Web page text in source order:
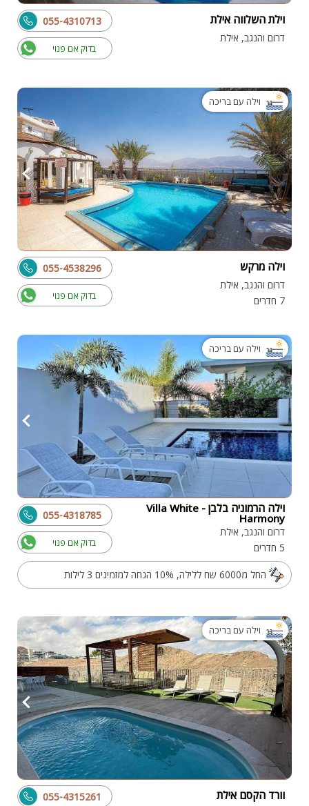
וילת השלווה אילת
דרום והנגב, אילת
בדוק אם פנוי
055-4310713
וילה עם בריכה
וילה מרקש
דרום והנגב, אילת
7 חדרים
בדוק אם פנוי
055-4538296
וילה עם בריכה
וילה הרמוניה בלבן - Villa White
Harmony
דרום והנגב, אילת
5 חדרים
בדוק אם פנוי
055-4318785
החל מ6000 שח ללילה, 10% הנחה למזמינים 3 לילות
וילה עם בריכה
וורד הקסם אילת 055-4315261